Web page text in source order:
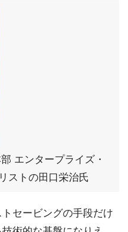
エンタープライズ・
ストの田口栄治氏
セービングの手段だけ